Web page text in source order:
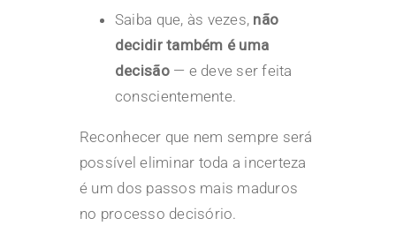
Saiba que, às vezes, não
decidir também é uma
decisão— e deve ser feita
conscientemente.
Reconhecer que nem sempre será
possível eliminar toda a incerteza
é um dos passos mais maduros
no processo decisório.